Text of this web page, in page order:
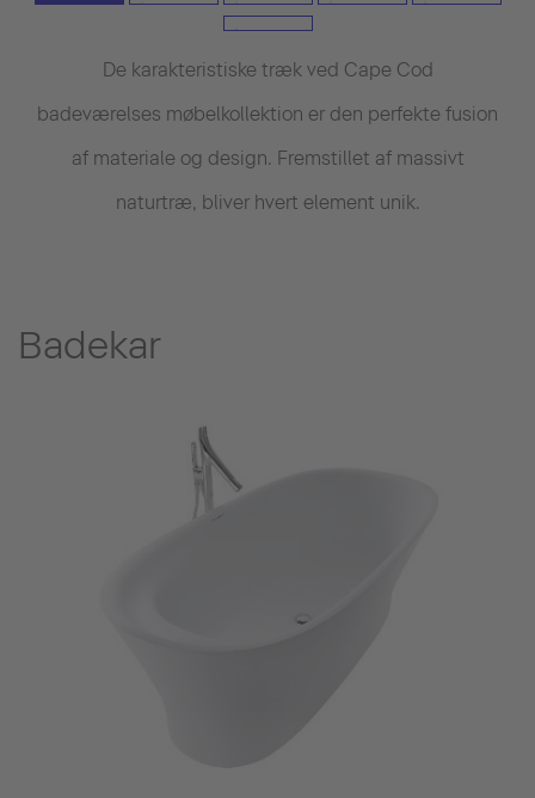
De karakteristiske træk ved Cape Cod
badeværelses møbelkollektion er den perfekte fusion
af materiale og design. Fremstillet af massivt
naturtræ, bliver hvert element unik.
Badekar